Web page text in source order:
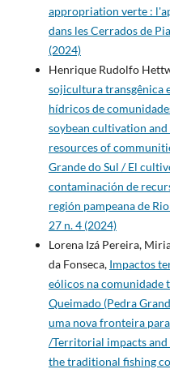
appropriation verte :
dans les Cerrados de
(2024)
Henrique Rudolfo
sojicultura transgênica
hídricos de
soybean cultivation
resources of
Grande do Sul / El
contaminación de
región pampeana de
27 n. 4 (2024)
Lorena Izá Pereira,
da Fonseca, Impactos
eólicos na comunidade
Queimado (Pedra
uma nova fronteira
/Territorial impacts
the traditional fishing